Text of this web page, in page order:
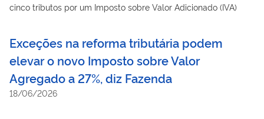
cinco tributos por um Imposto sobre Valor Adicionado (IVA)
Exceções na reforma tributária podem
elevar o novo Imposto sobre Valor
Agregado a 27%, diz Fazenda
18/06/2026